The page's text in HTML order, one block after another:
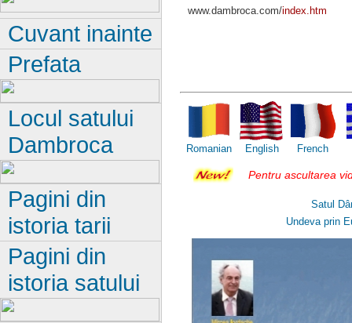
www.dambroca.com/index.htm
Romanian English French
Pentru ascultarea
Satul
Undeva prin
Cuvant inainte
Prefata
Locul satului
Dambroca
Pagini din
istoria tarii
Pagini din
istoria satului